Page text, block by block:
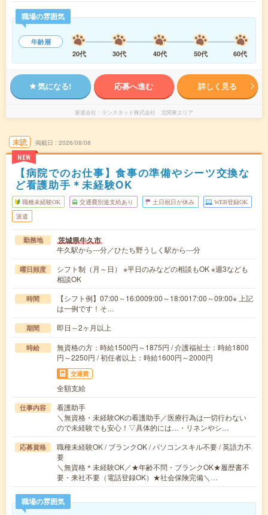
職場の雰囲気
年齢層
20代
30代 40代 50代 60代
気になる! 応募へ進む 詳しく見る
派遣会社 ランスタッド株式会社 北関東エリア
未読
NEW
掲載日 2026/08/08
【病院でのお仕事】食事の準備やシーツ交換な
ど看護助手＊未経験OK
職種未経験OK 交通費別途支給あり 土日祝日が休み WEB登録OK
派遣
勤務地 茨城県牛久市
牛久駅から---分／ひたち野うしく駅から---分
曜日頻度
シフト制（月～日） ※平日のみなどの相談もOK ※週3なども
相談OK
時間
【シフト例】07:00～16:0009:00～18:0017:00～09:00※ 上記
は一例です！そ…
期間 即日～2ヶ月以上
時給
無資格の方：時給1500円～1875円 / 介護福祉士：時給1800
円～2250円 / 初任者以上：時給1600円～2000円
交通費
全額支給
仕事内容
看護助手
＼無資格・未経験OKの看護助手／医療行為は一切行わない
ので未経験でも安心！▽具体的には…・リネンやシ…
応募資格
職種未経験OK / ブランクOK / パソコンスキル不要 / 英語力不
要
＼無資格＊未経験OK／★年齢不問・ブランクOK★履歴書不
要・来社不要（電話登録OK）★社会保険完備＼…
職場の雰囲気